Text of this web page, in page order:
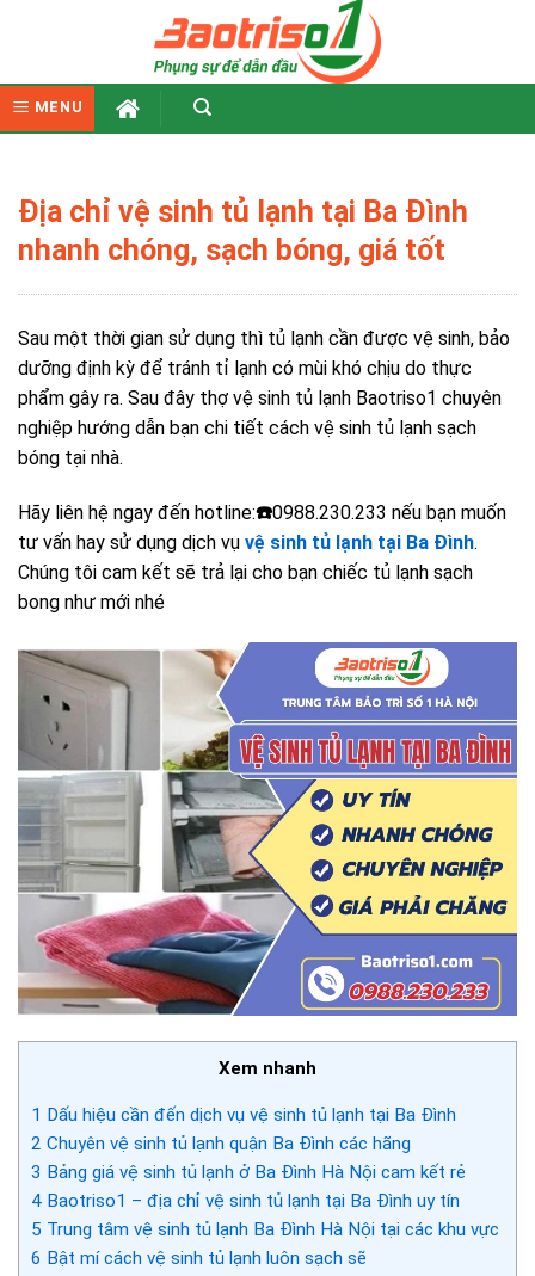
MENU
Địa chỉ vệ sinh tủ lạnh tại Ba Đình
nhanh chóng, sạch bóng, giá tốt
Sau một thời gian sử dụng thì tủ lạnh cần được vệ sinh, bảo
dưỡng định kỳ để tránh tỉ lạnh có mùi khó chịu do thực
phẩm gây ra. Sau đây thợ vệ sinh tủ lạnh Baotriso1 chuyên
nghiệp hướng dẫn bạn chi tiết cách vệ sinh tủ lạnh sạch
bóng tại nhà.
Hãy liên hệ ngay đến hotline:☎️0988.230.233 nếu bạn muốn
tư vấn hay sử dụng dịch vụ vệ sinh tủ lạnh tại Ba Đình.
Chúng tôi cam kết sẽ trả lại cho bạn chiếc tủ lạnh sạch
bong như mới nhé
Xem nhanh
1 Dấu hiệu cần đến dịch vụ vệ sinh tủ lạnh tại Ba Đình
2 Chuyên vệ sinh tủ lạnh quận Ba Đình các hãng
3 Bảng giá vệ sinh tủ lạnh ở Ba Đình Hà Nội cam kết rẻ
4 Baotriso1 – địa chỉ vệ sinh tủ lạnh tại Ba Đình uy tín
5 Trung tâm vệ sinh tủ lạnh Ba Đình Hà Nội tại các khu vực
6 Bật mí cách vệ sinh tủ lạnh luôn sạch sẽ